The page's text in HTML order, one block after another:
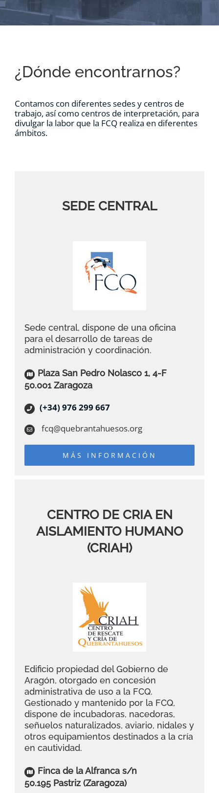
RECURSOS
CONTACTO
CARRITO
¿Dónde encontrarnos?
Contamos con diferentes sedes y centros de
trabajo, así como centros de interpretación, para
divulgar la labor que la FCQ realiza en diferentes
ámbitos.
SEDE CENTRAL
Sede central, dispone de una oficina
para el desarrollo de tareas de
administración y coordinación.
Plaza San Pedro Nolasco 1, 4-F
50.001 Zaragoza
(+34) 976 299 667
fcq@quebrantahuesos.org
MÁS INFORMACIÓN
CENTRO DE CRIA EN
AISLAMIENTO HUMANO
(CRIAH)
Edificio propiedad del Gobierno de
Aragón, otorgado en concesión
administrativa de uso a la FCQ.
Gestionado y mantenido por la FCQ,
dispone de incubadoras, nacedoras,
señuelos naturalizados, aviario, nidales y
otros equipamientos destinados a la cría
en cautividad.
Finca de la Alfranca s/n
50.195 Pastriz (Zaragoza)